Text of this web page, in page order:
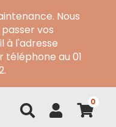
Nous
vos
à l'adresse
au 01
0